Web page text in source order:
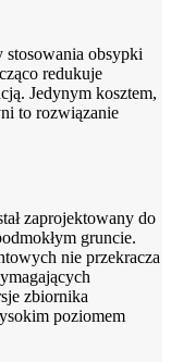
stosowania obsypki
redukuje
Jedynym kosztem,
to rozwiązanie
zaprojektowany do
gruncie.
nie przekracza
zbiornika
poziomem